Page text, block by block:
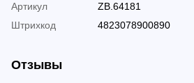
Артикул
ZB.64181
Штрихкод
4823078900890
Отзывы